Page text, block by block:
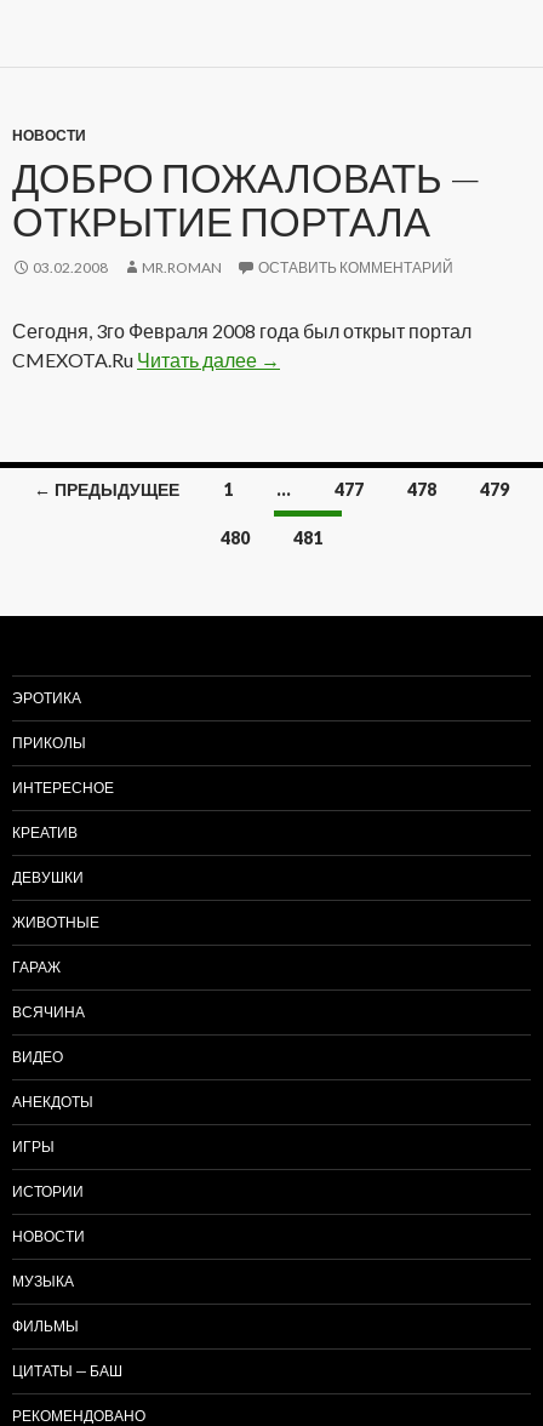
НОВОСТИ
ДОБРО ПОЖАЛОВАТЬ —
ОТКРЫТИЕ ПОРТАЛА
03.02.2008 MR.ROMAN ОСТАВИТЬ КОММЕНТАРИЙ
Сегодня, 3го Февраля 2008 года был открыт портал
CMEXOTA.Ru Читать далее Добро пожаловать — Открытие
→
записям
← ПРЕДЫДУЩЕЕ 1 … 477 478 479
480 481
ЭРОТИКА
ПРИКОЛЫ
ИНТЕРЕСНОЕ
КРЕАТИВ
ДЕВУШКИ
ЖИВОТНЫЕ
ГАРАЖ
ВСЯЧИНА
ВИДЕО
АНЕКДОТЫ
ИГРЫ
ИСТОРИИ
НОВОСТИ
МУЗЫКА
ФИЛЬМЫ
ЦИТАТЫ — БАШ
РЕКОМЕНДОВАНО